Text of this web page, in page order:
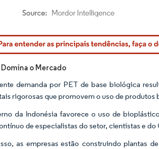
Intelligence. O reuso requer atribuição conforme CC BY
Domina o Mercado
demanda por PET de base biológica
rigorosas que promovem o uso de produtos
da Indonésia favorece o uso de
de especialistas do setor, cientistas e
as empresas estão construindo plantas